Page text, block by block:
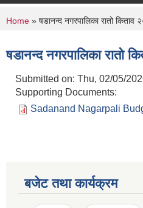
You are here
Home » षडानन्द नगरपालिका रातो किताव
षडानन्द नगरपालिका रातो
Submitted on: Thu, 02/05/
Supporting Documents:
Sadanand Nagarpali
बजेट तथा कार्यक्रम